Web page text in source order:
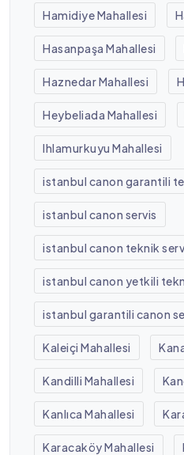
Hamidiye Mahallesi
Hasanpaşa Mahallesi
Haznedar Mahallesi
Heybeliada Mahallesi
Ihlamurkuyu Mahallesi
istanbul canon garantili
istanbul canon servis
istanbul canon teknik
istanbul canon yetkili
istanbul garantili canon
Kaleiçi Mahallesi
Kandilli Mahallesi
Kanlıca Mahallesi
Karacaköy Mahallesi